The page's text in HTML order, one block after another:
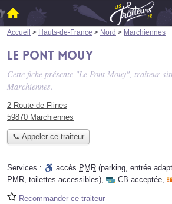
Accueil > Hauts-de-France > Nord > Marchiennes
Le Pont Mouy
Cette fiche présente "Le Pont Mouy", traiteur
Marchiennes.
2 Route de Flines
59870 Marchiennes
📞 Appeler ce traiteur
Services : accès PMR (parking, entrée
PMR, toilettes accessibles), CB acceptée,
Recommander ce traiteur